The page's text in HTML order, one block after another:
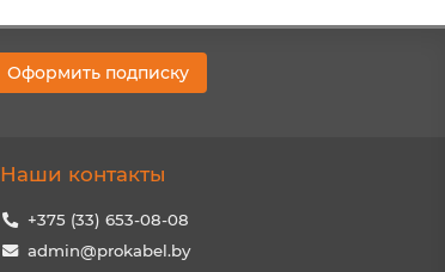
Оформить подписку
Наши контакты
+375 (33) 653-08-08
admin@prokabel.by